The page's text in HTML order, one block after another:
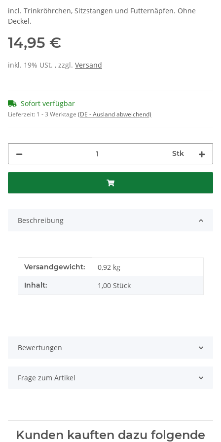
incl. Trinkröhrchen, Sitzstangen und Futternäpfen. Ohne
Deckel.
14,95 €
inkl. 19% USt. , zzgl. Versand
Sofort verfügbar
Lieferzeit: 1 - 3 Werktage (DE - Ausland abweichend)
Stk
Beschreibung
Produkteigenschaft
Wert
Versandgewicht: 0,92 kg
Inhalt: 1,00 Stück
Bewertungen
Frage zum Artikel
Kunden kauften dazu folgende